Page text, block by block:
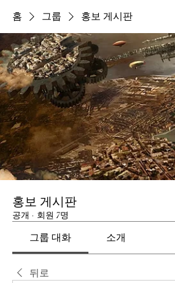
홈 그룹 홍보 게시판
홍보 게시판
공개 · 회원 7명
그룹 대화 소개
뒤로